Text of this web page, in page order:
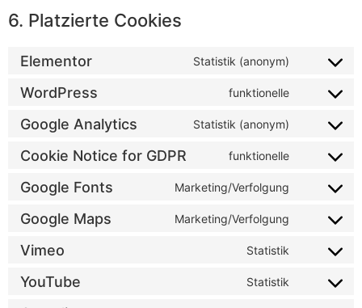
6. Platzierte Cookies
Elementor Statistik (anonym)
WordPress funktionelle
Google Analytics Statistik (anonym)
Cookie Notice for GDPR funktionelle
Google Fonts Marketing/Verfolgung
Google Maps Marketing/Verfolgung
Vimeo Statistik
YouTube Statistik